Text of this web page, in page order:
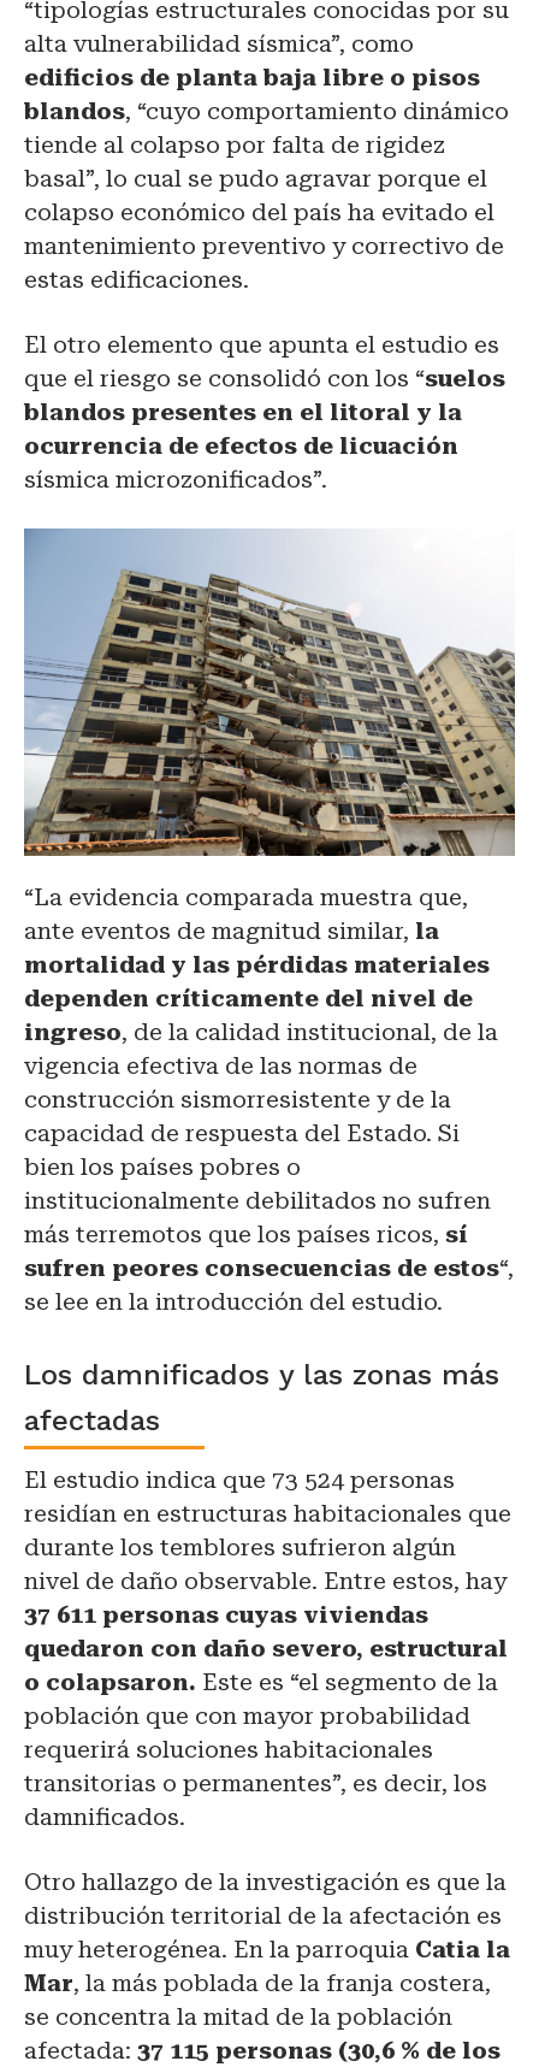
“tipologías estructurales conocidas por su
alta vulnerabilidad sísmica”, como
edificios de planta baja libre o pisos
blandos, “cuyo comportamiento dinámico
tiende al colapso por falta de rigidez
basal”, lo cual se pudo agravar porque el
colapso económico del país ha evitado el
mantenimiento preventivo y correctivo de
estas edificaciones.
El otro elemento que apunta el estudio es
que el riesgo se consolidó con los “suelos
blandos presentes en el litoral y la
ocurrencia de efectos de licuación
sísmica microzonificados”.
“La evidencia comparada muestra que,
ante eventos de magnitud similar, la
mortalidad y las pérdidas materiales
dependen críticamente del nivel de
ingreso, de la calidad institucional, de la
vigencia efectiva de las normas de
construcción sismorresistente y de la
capacidad de respuesta del Estado. Si
bien los países pobres o
institucionalmente debilitados no sufren
más terremotos que los países ricos, sí
sufren peores consecuencias de estos“,
se lee en la introducción del estudio.
Los damnificados y las zonas más
afectadas
El estudio indica que 73 524 personas
residían en estructuras habitacionales que
durante los temblores sufrieron algún
nivel de daño observable. Entre estos, hay
37 611 personas cuyas viviendas
quedaron con daño severo, estructural
o colapsaron. Este es “el segmento de la
población que con mayor probabilidad
requerirá soluciones habitacionales
transitorias o permanentes”, es decir, los
damnificados.
Otro hallazgo de la investigación es que la
distribución territorial de la afectación es
muy heterogénea. En la parroquia Catia la
Mar, la más poblada de la franja costera,
se concentra la mitad de la población
afectada: 37 115 personas (30,6 % de los